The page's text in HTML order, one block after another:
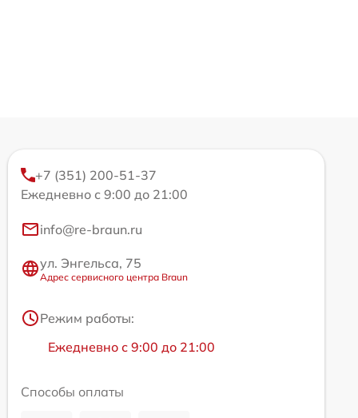
+7 (351) 200-51-37
Ежедневно с 9:00 до 21:00
info@re-braun.ru
ул. Энгельса, 75
Адрес сервисного центра Braun
Режим работы:
Ежедневно с 9:00 до 21:00
Способы оплаты